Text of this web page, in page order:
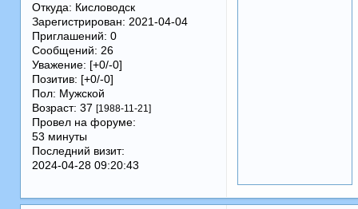
Откуда: Кисловодск
Зарегистрирован: 2021-04-04
Приглашений: 0
Сообщений: 26
Уважение: [+0/-0]
Позитив: [+0/-0]
Пол: Мужской
Возраст: 37 [1988-11-21]
Провел на форуме:
53 минуты
Последний визит:
2024-04-28 09:20:43